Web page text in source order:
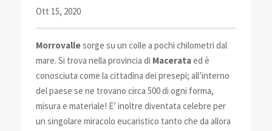
Ott 15, 2020
Morrovallesorge su un colle a pochi chilometri dal
mare. Si trova nella provincia di Macerataed è
conosciuta come la cittadina dei presepi; all’interno
del paese se ne trovano circa 500 di ogni forma,
misura e materiale! E’ inoltre diventata celebre per
un singolare miracolo eucaristico tanto che da allora